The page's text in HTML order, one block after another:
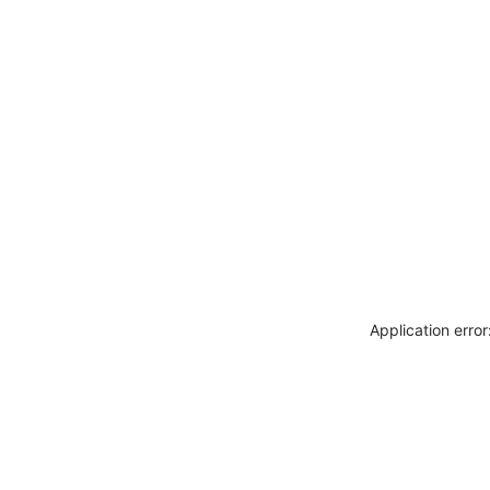
Application